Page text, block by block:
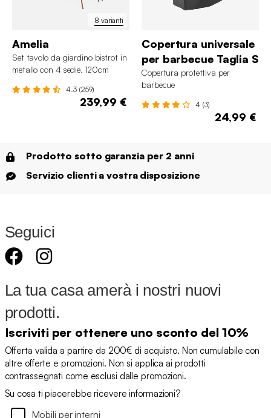
8 varianti
Amelia
Set tavolo da giardino bistrot in
metallo con 4 sedie, 120cm
4.3 (259)
239,99 €
Copertura universale
per barbecue Taglia S
Copertura protettiva per
barbecue
4 (3)
24,99 €
Prodotto sotto garanzia per 2 anni
Servizio clienti a vostra disposizione
Seguici
La tua casa amerà i nostri nuovi
prodotti.
Iscriviti per ottenere uno sconto del 10%
Offerta valida a partire da 200€ di acquisto. Non cumulabile con
altre offerte e promozioni. Non si applica ai prodotti
contrassegnati come esclusi dalle promozioni.
Su cosa ti piacerebbe ricevere informazioni?
Mobili per interni